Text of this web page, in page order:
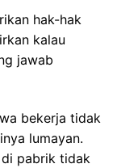
hak-hak
kalau
jawab
bekerja tidak
lumayan.
di pabrik tidak